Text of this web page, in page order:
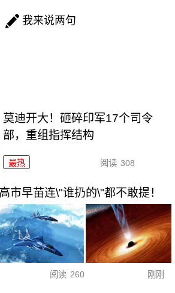
我来说两句
莫迪开大！砸碎印军17个司令
部，重组指挥结构
最热 阅读 308
市早苗连\"谁扔的\"都不敢提！
阅读 260 刚刚